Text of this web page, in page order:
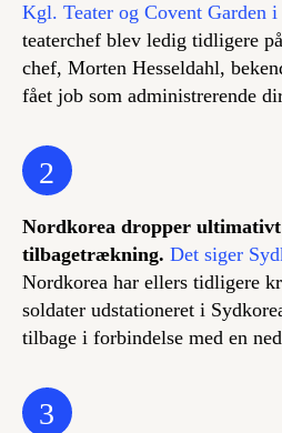
Kgl. Teater og Covent Garden
teaterchef blev ledig tidligere
chef, Morten Hesseldahl,
fået job som administrerende
2
Nordkorea dropper
tilbagetrækning. Det siger
Nordkorea har ellers tidligere
soldater udstationeret i
tilbage i forbindelse med en
3